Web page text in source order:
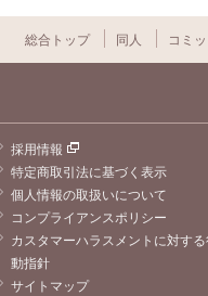
総合トップ 同人 コミ
採用情報
特定商取引法に基づく表示
個人情報の取扱いについて
コンプライアンスポリシー
カスタマーハラスメントに対す
動指針
サイトマップ